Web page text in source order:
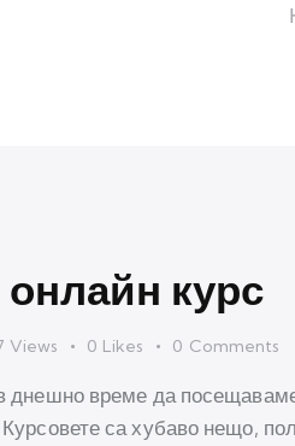
курс
Views 0 Likes 0 Comments
днешно време да
са хубаво нещо,